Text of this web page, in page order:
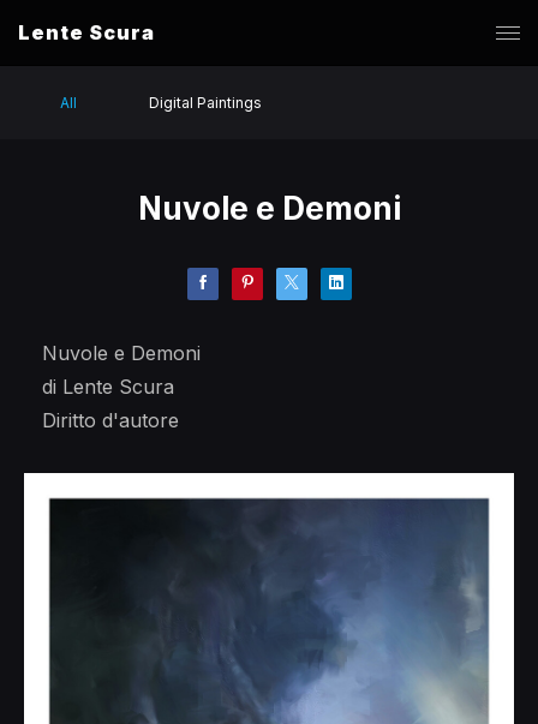
Lente Scura
All Digital Paintings
Nuvole e Demoni
Nuvole e Demoni
di Lente Scura
Diritto d'autore